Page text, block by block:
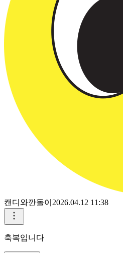
캔디와깐돌이 2026.04.12 11:38
축복입니다